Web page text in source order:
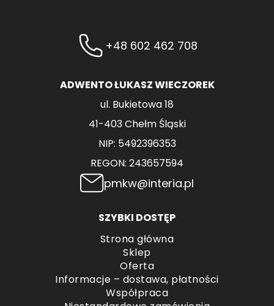
+48 602 462 708
ADWENTO ŁUKASZ WIECZOREK
ul. Bukietowa 18
41-403 Chełm Śląski
NIP: 5492396353
REGON: 243657594
pmkw@interia.pl
SZYBKI DOSTĘP
Strona główna
Sklep
Oferta
Informacje – dostawa, płatności
Współpraca